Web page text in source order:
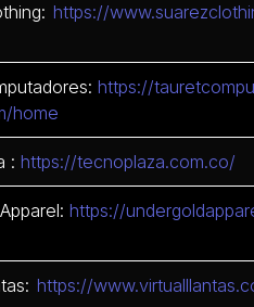
https://
https://
home
:https://tecnoplaza.com.co/
https://
https://